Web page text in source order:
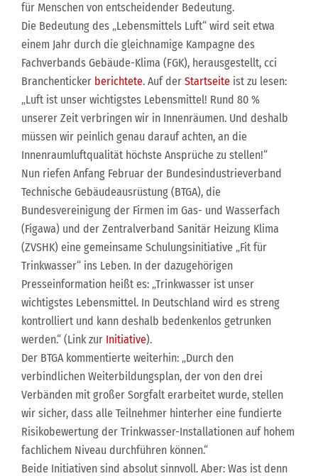
für Menschen von entscheidender Bedeutung.
Die Bedeutung des „Lebensmittels Luft“ wird seit etwa
einem Jahr durch die gleichnamige Kampagne des
Fachverbands Gebäude-Klima (FGK), herausgestellt, cci
Branchenticker berichtete. Auf der Startseite ist zu lesen:
„Luft ist unser wichtigstes Lebensmittel! Rund 80 %
unserer Zeit verbringen wir in Innenräumen. Und deshalb
müssen wir peinlich genau darauf achten, an die
Innenraumluftqualität höchste Ansprüche zu stellen!“
Nun riefen Anfang Februar der Bundesindustrieverband
Technische Gebäudeausrüstung (BTGA), die
Bundesvereinigung der Firmen im Gas- und Wasserfach
(Figawa) und der Zentralverband Sanitär Heizung Klima
(ZVSHK) eine gemeinsame Schulungsinitiative „Fit für
Trinkwasser“ ins Leben. In der dazugehörigen
Presseinformation heißt es: „Trinkwasser ist unser
wichtigstes Lebensmittel. In Deutschland wird es streng
kontrolliert und kann deshalb bedenkenlos getrunken
werden.“ (Link zur Initiative).
Der BTGA kommentierte weiterhin: „Durch den
verbindlichen Weiterbildungsplan, der von den drei
Verbänden mit großer Sorgfalt erarbeitet wurde, stellen
wir sicher, dass alle Teilnehmer hinterher eine fundierte
Risikobewertung der Trinkwasser-Installationen auf hohem
fachlichem Niveau durchführen können.“
Beide Initiativen sind absolut sinnvoll. Aber: Was ist denn